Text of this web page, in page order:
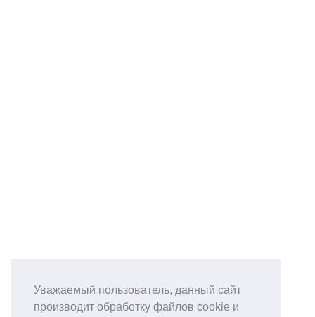
Уважаемый пользователь, данный сайт
производит обработку файлов cookie и